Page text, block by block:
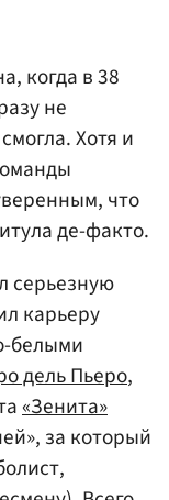
когда в 38
не
Хотя и
что
де-факто.
серьезную
карьеру
белыми
дель Пьеро,
«Зенита»
за который